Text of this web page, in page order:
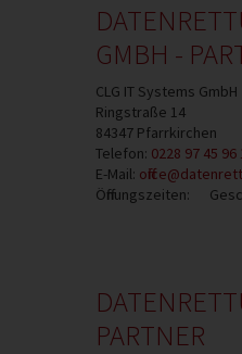
GMBH -
CLG IT Systems GmbH
Ringstraße 14
84347 Pfarrkirchen
Telefon: 0228 97 45 96
E-Mail:
Öffnungszeiten:
PARTNER